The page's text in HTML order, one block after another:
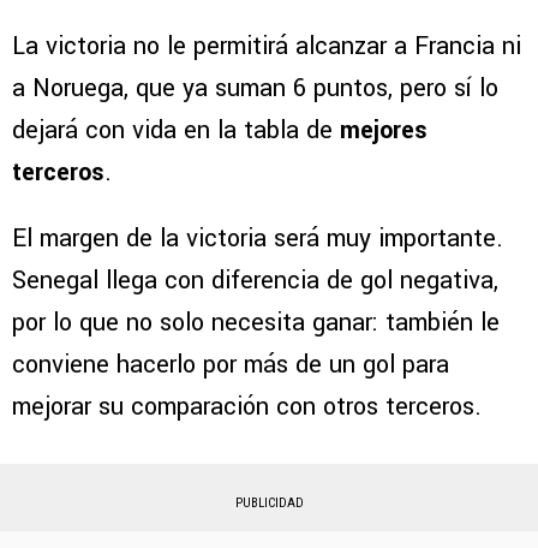
La victoria no le permitirá alcanzar a Francia ni
a Noruega, que ya suman 6 puntos, pero sí lo
dejará con vida en la tabla de mejores
terceros.
El margen de la victoria será muy importante.
Senegal llega con diferencia de gol negativa,
por lo que no solo necesita ganar: también le
conviene hacerlo por más de un gol para
mejorar su comparación con otros terceros.
PUBLICIDAD